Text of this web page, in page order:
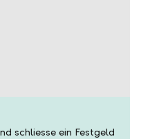
schliesse ein Festgeld